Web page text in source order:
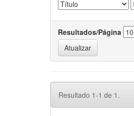
Resultados/Página
Resultado 1-1 de 1.